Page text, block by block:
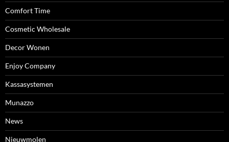
Comfort Time
Cosmetic Wholesale
Decor Wonen
Enjoy Company
Kassasystemen
Munazzo
News
Nieuwmolen